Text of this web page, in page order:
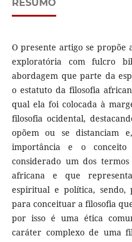
RESUMO
O presente artigo se
exploratória com fulcro
abordagem que parte da
o estatuto da filosofia
qual ela foi colocada à
filosofia ocidental,
opõem ou se distanciam
importância e o
considerado um dos
africana e que
espiritual e política,
para conceituar a filosofia
por isso é uma ética
caráter complexo de uma